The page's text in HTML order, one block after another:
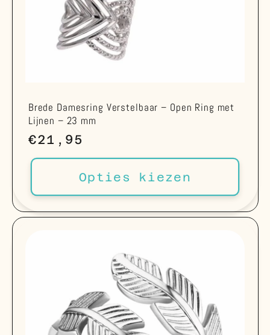
Brede Damesring Verstelbaar – Open Ring met
Lijnen – 23 mm
Normale
prijs
€21,95
Opties kiezen